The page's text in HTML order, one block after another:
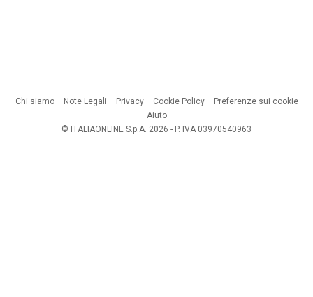
Chi siamo Note Legali Privacy Cookie Policy
Preferenze sui cookie
Aiuto
© ITALIAONLINE S.p.A. 2026 - P. IVA 03970540963